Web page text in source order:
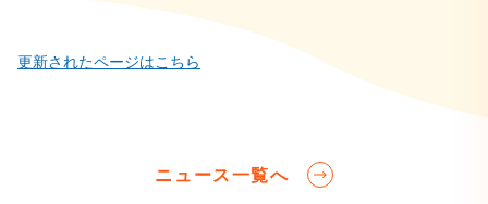
更新されたページはこちら
ニュース一覧へ